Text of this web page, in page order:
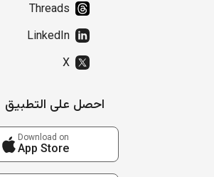
Threads
LinkedIn
X
احصل على التطبيق
Download on
App Store